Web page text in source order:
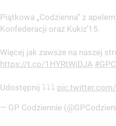
Piątkowa „Codzienna” z apelem
Konfederacji oraz Kukiz’15.
Więcej jak zawsze na naszej
https://t.co/1HYRtWiDJA #GPC
Udostępnij ⤵️⤵️⤵️
— GP Codziennie